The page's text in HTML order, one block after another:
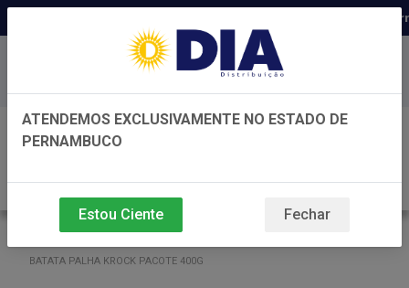
Distribuidora há 22 anos em
Baixe já nosso APP
BATATA PALHA KROCK PACOTE 400G
ATENDEMOS EXCLUSIVAMENTE NO ESTADO DE
PERNAMBUCO
Estou Ciente Fechar